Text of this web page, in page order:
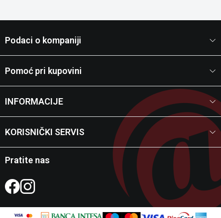
Podaci o kompaniji
Pomoć pri kupovini
INFORMACIJE
KORISNIČKI SERVIS
Pratite nas